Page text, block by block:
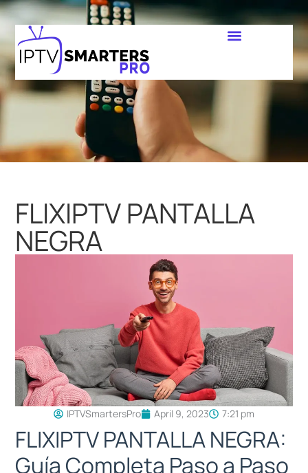
FLIXIPTV PANTALLA
NEGRA
IPTVSmartersPro April 9, 2023 7:21 pm
FLIXIPTV PANTALLA NEGRA:
Guía Completa Paso a Paso